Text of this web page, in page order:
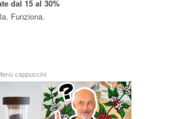
dal 15 al 30%
Funziona.
cappuccini